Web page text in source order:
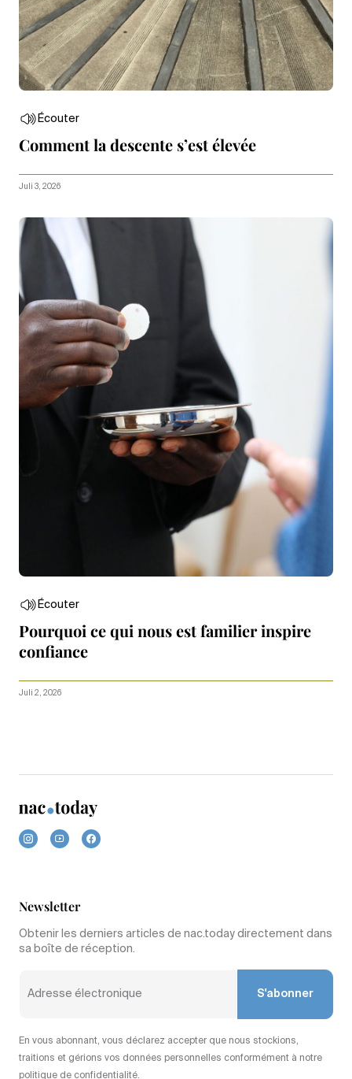
Écouter
Comment la descente s’est élevée
Juli 3, 2026
Écouter
Pourquoi ce qui nous est familier inspire
confiance
Juli 2, 2026
Newsletter
Obtenir les derniers articles de nac.today directement dans
sa boîte de réception.
S'abonner
En vous abonnant, vous déclarez accepter que nous stockions,
traitions et gérions vos données personnelles conformément à notre
politique de confidentialité.